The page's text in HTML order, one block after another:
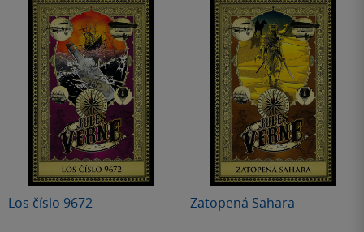
Los číslo 9672 Zatopená Sahara